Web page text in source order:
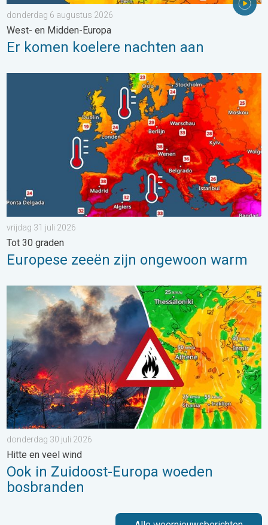
donderdag 6 augustus 2026
West- en Midden-Europa
Er komen koelere nachten aan
Europese zeeën zijn ongewoon warm. Tot 30 graden. . .
vrijdag 31 juli 2026
Tot 30 graden
Europese zeeën zijn ongewoon warm
Ook in Zuidoost-Europa woeden bosbranden. Hitte en veel
donderdag 30 juli 2026
Hitte en veel wind
Ook in Zuidoost-Europa woeden
bosbranden